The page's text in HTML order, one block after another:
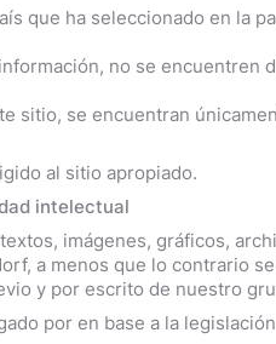
que ha seleccionado en la
no se encuentren
sitio, se encuentran
al sitio apropiado.
intelectual
imágenes, gráficos,
a menos que lo contrario
y por escrito de nuestro
por en base a la